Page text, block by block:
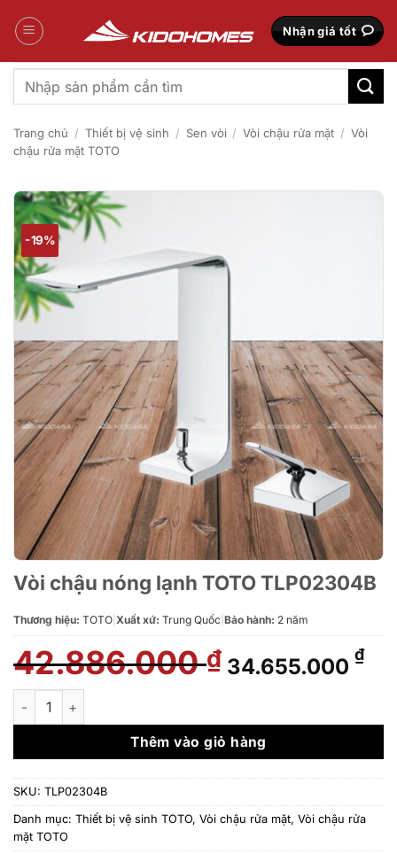
qua
Nhận giá tốt
Tìm
kiếm:
Trang chủ / Thiết bị vệ sinh / Sen vòi / Vòi chậu rửa mặt / Vòi
chậu rửa mặt TOTO
-19%
Vòi chậu nóng lạnh TOTO TLP02304B
Thương hiệu: TOTO Xuất xứ: Trung Quốc Bảo hành: 2 năm
42.886.000₫ Giá
gốc
42.886.000 ₫.
34.655.000 ₫Giá
là:
Vòi chậu nóng lạnh TOTO TLP02304B số lượng
Thêm vào giỏ hàng
SKU: TLP02304B
Danh mục: Thiết bị vệ sinh TOTO, Vòi chậu rửa mặt, Vòi chậu rửa
mặt TOTO